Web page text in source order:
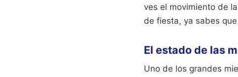
ves el movimiento de
de fiesta, ya sabes
El estado de las
Uno de los grandes